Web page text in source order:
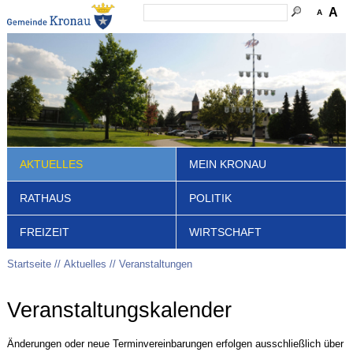
A A
AKTUELLES MEIN KRONAU
RATHAUS POLITIK
FREIZEIT WIRTSCHAFT
Startseite Aktuelles Veranstaltungen
Veranstaltungskalender
Änderungen oder neue Terminvereinbarungen erfolgen ausschließlich über